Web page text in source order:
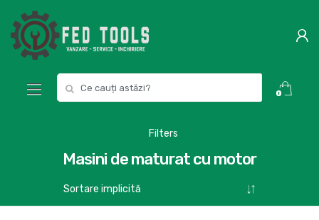
navigation
content
for:
0
Filters
Masini de maturat cu motor